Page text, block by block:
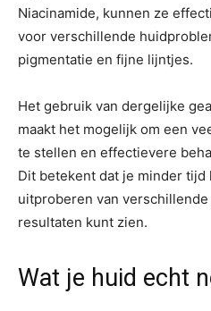
Niacinamide, kunnen ze
voor verschillende
pigmentatie en fijne lijntjes.
Het gebruik van dergelijke
maakt het mogelijk om een
te stellen en effectievere
Dit betekent dat je minder
uitproberen van
resultaten kunt zien.
Wat je huid echt